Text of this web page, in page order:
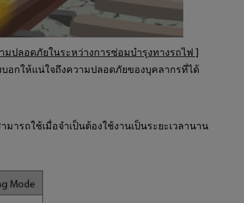
มปลอดภัยในระหว่างการซ่อมบำรุงทางรถไฟ ]
อกให้แน่ใจถึงความปลอดภัยของบุคลากรที่ได้
รถใช้เมื่อจำเป็นต้องใช้งานเป็นระยะเวลานาน